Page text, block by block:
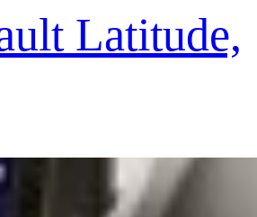
Latitude,